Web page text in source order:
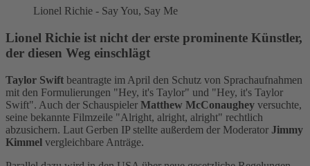
Lionel Richie - Say You, Say Me
Lionel Richie ist nicht der erste prominente Künstler,
der diesen Weg einschlägt
Taylor Swift beantragte im April den Schutz von Sprachaufnahmen
mit den Formulierungen "Hey, it's Taylor" und "Hey, it's Taylor
Swift". Auch der Schauspieler Matthew McConaughey versuchte,
seine bekannte Filmzeile "Alright, alright, alright" rechtlich
abzusichern. Laut Gerben IP stellte außerdem der Moderator Jimmy
Kimmel vergleichbare Anträge.